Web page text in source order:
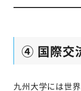
④ 国際交
九州大学には世